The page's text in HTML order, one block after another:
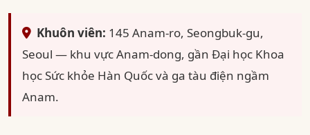
Khuôn viên: 145 Anam-ro, Seongbuk-gu,
Seoul — khu vực Anam-dong, gần Đại học Khoa
học Sức khỏe Hàn Quốc và ga tàu điện ngầm
Anam.